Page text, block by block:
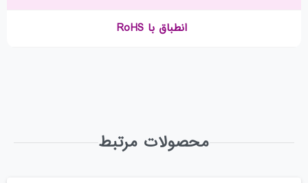
انطباق با RoHS
محصولات مرتبط